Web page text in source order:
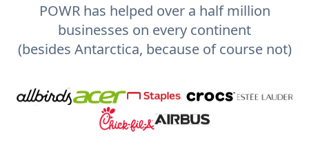
POWR has helped over a half million
businesses on every continent
(besides Antarctica, because of course not)